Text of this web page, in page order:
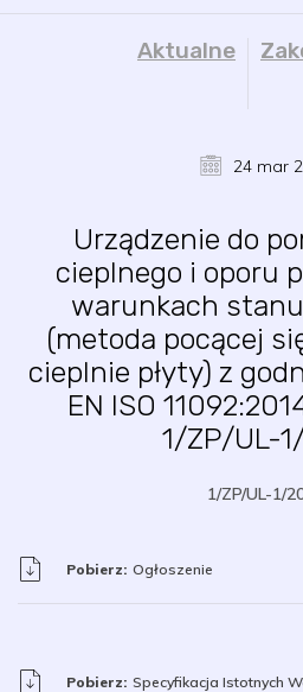
Aktualne
24 mar
Urządzenie do
cieplnego i oporu
warunkach
(metoda pocącej
cieplnie płyty) z
EN ISO
1/ZP/UL-
1/ZP/UL-1/
Pobierz: Ogłoszenie
Pobierz: Specyfikacja Istotnych